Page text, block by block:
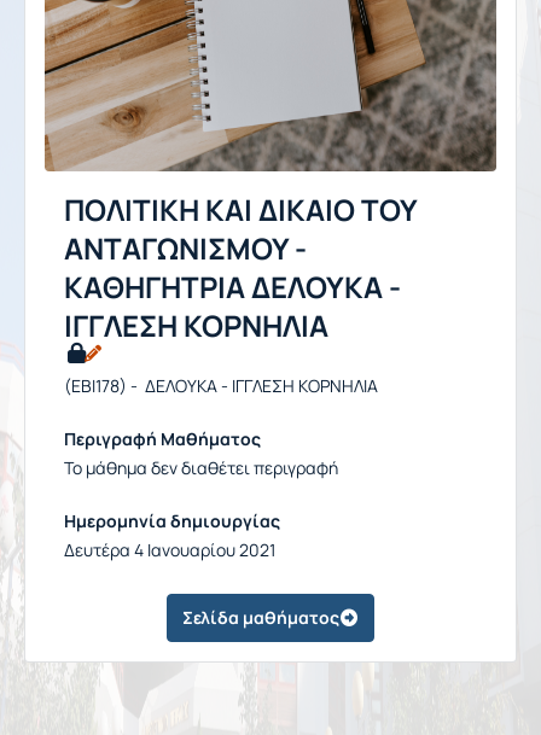
ΠΟΛΙΤΙΚΗ ΚΑΙ ΔΙΚΑΙΟ ΤΟΥ
ΑΝΤΑΓΩΝΙΣΜΟΥ -
ΚΑΘΗΓΗΤΡΙΑ ΔΕΛΟΥΚΑ -
ΙΓΓΛΕΣΗ ΚΟΡΝΗΛΙΑ
(EBI178) - ΔΕΛΟΥΚΑ - ΙΓΓΛΕΣΗ ΚΟΡΝΗΛΙΑ
Περιγραφή Μαθήματος
Το μάθημα δεν διαθέτει περιγραφή
Ημερομηνία δημιουργίας
Δευτέρα 4 Ιανουαρίου 2021
Σελίδα μαθήματος